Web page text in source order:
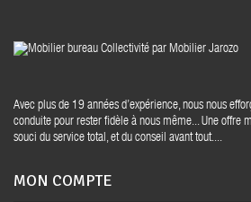
Avec plus de 19 années d’expérience, nous nous
conduite pour rester fidèle à nous même... Une offre
souci du service total, et du conseil avant tout....
MON COMPTE